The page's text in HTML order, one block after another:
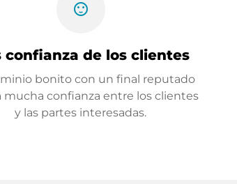
sentiment_satisfied
confianza de los clientes
bonito con un final reputado
mucha confianza entre los clientes
y las partes interesadas.